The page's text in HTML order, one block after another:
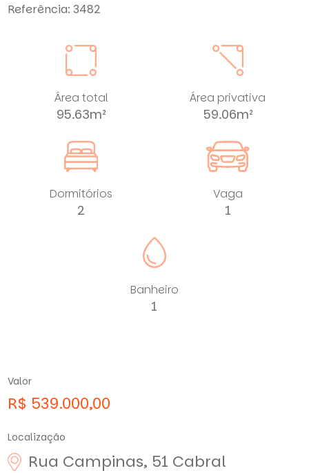
Referência: 3482
Área total
95.63m²
Área privativa
59.06m²
Dormitórios
2
Vaga
1
Banheiro
1
Valor
R$ 539.000,00
Localização
Rua Campinas, 51 Cabral